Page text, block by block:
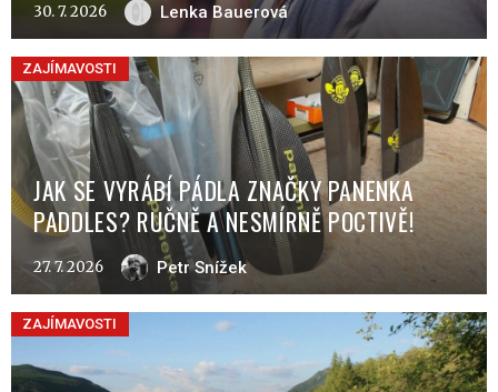
30. 7. 2026 Lenka Bauerová
ZAJÍMAVOSTI
JAK SE VYRÁBÍ PÁDLA ZNAČKY PANENKA
PADDLES? RUČNĚ A NESMÍRNĚ POCTIVĚ!
27. 7. 2026 Petr Snížek
ZAJÍMAVOSTI